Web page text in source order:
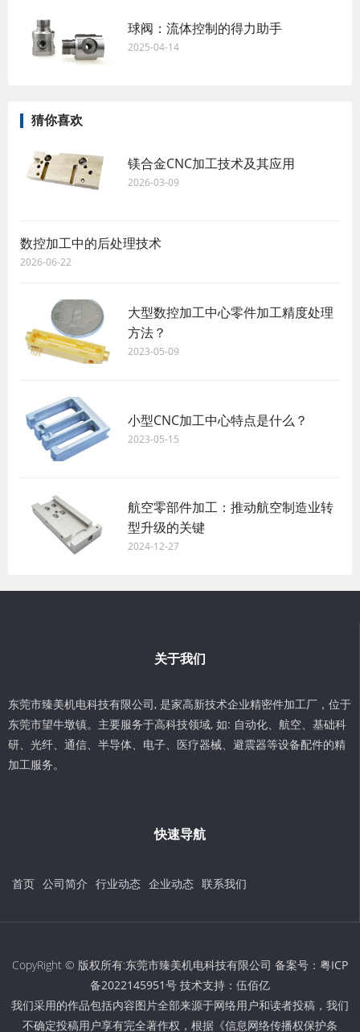
球阀：流体控制的得力助手
2025-04-14
猜你喜欢
镁合金CNC加工技术及其应用
2026-03-09
数控加工中的后处理技术
2026-06-22
大型数控加工中心零件加工精度处理
方法？ ​
2023-05-09
小型CNC加工中心特点是什么？
2023-05-15
航空零部件加工：推动航空制造业转
型升级的关键
2024-12-27
关于我们
东莞市臻美机电科技有限公司, 是家高新技术企业精密件加工厂，位于
东莞市望牛墩镇。主要服务于高科技领域, 如: 自动化、航空、基础科
研、光纤、通信、半导体、电子、医疗器械、避震器等设备配件的精
加工服务。
快速导航
首页 公司简介 行业动态 企业动态 联系我们
CopyRight © 版权所有:东莞市臻美机电科技有限公司 备案号： 粤ICP
备2022145951号 技术支持： 伍佰亿
我们采用的作品包括内容图片全部来源于网络用户和读者投稿，我们
不确定投稿用户享有完全著作权，根据《信息网络传播权保护条